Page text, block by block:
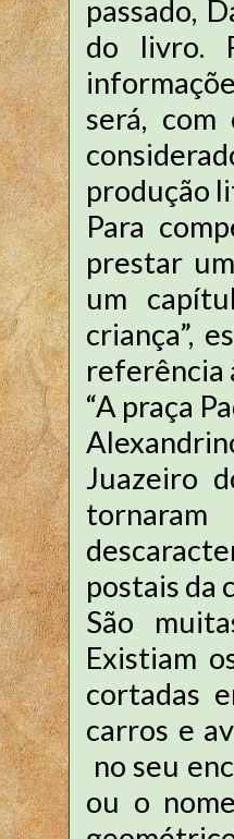
passado,
do livro.
será,
produção
Para
prestar
um
criança”,
referência
“A praça
Juazeiro
postais da
São
Existiam
cortadas
carros e
no seu
ou o